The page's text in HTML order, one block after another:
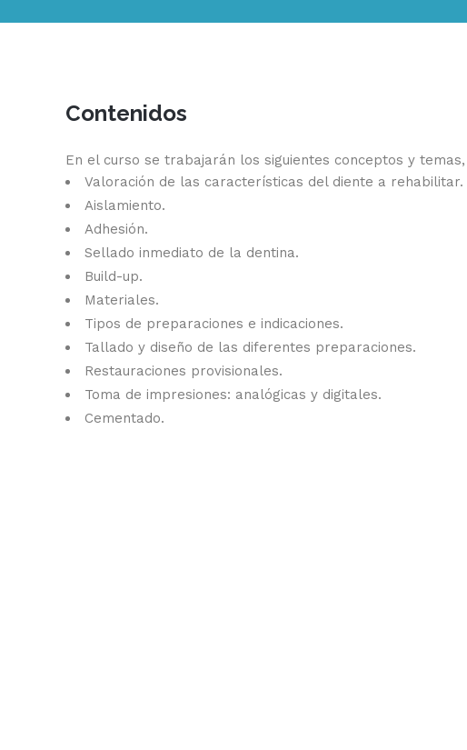
Contenidos
En el curso se trabajarán los siguientes conceptos y temas,
Valoración de las características del diente a rehabilitar.
Aislamiento.
Adhesión.
Sellado inmediato de la dentina.
Build-up.
Materiales.
Tipos de preparaciones e indicaciones.
Tallado y diseño de las diferentes preparaciones.
Restauraciones provisionales.
Toma de impresiones: analógicas y digitales.
Cementado.